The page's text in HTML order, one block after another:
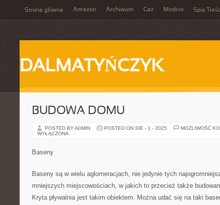
Strona główna Amazon Archiwum Gaz Modivo Spis
DALMATYŃCZYK
BUDOWA DOMU
POSTED BY ADMIN POSTED ON SIE - 1 - 2025
MOŻLIWOŚĆ
WYŁĄCZONA
Baseny
Baseny są w wielu aglomeracjach, nie jedynie tych
mniejszych miejscowościach, w jakich to przecież także
Kryta pływalnia jest takim obiektem. Można udać się na taki